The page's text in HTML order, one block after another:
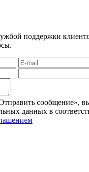
поддержки
сообщение»,
данных в